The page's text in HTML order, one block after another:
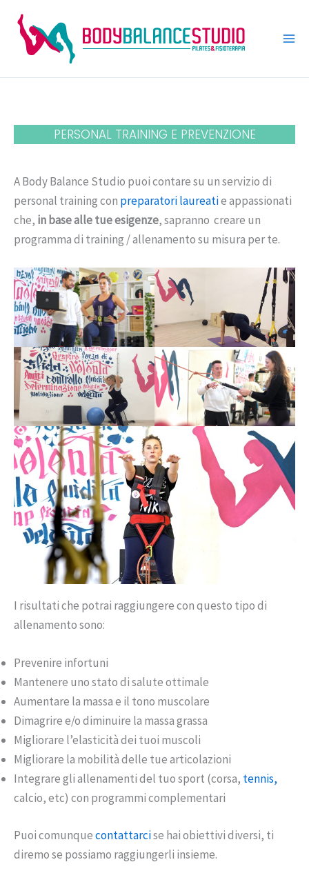
contenuto
PERSONAL TRAINING E PREVENZIONE
A Body Balance Studio puoi contare su un servizio di
personal training con preparatori laureatie appassionati
che, in base alle tue esigenze, sapranno creare un
programma di training / allenamento su misura per te.
I risultati che potrai raggiungere con questo tipo di
allenamento sono:
Prevenire infortuni
Mantenere uno stato di salute ottimale
Aumentare la massa e il tono muscolare
Dimagrire e/o diminuire la massa grassa
Migliorare l’elasticità dei tuoi muscoli
Migliorare la mobilità delle tue articolazioni
Integrare gli allenamenti del tuo sport (corsa, tennis,
calcio, etc) con programmi complementari
Puoi comunquecontattarcise hai obiettivi diversi, ti
diremo se possiamo raggiungerli insieme.